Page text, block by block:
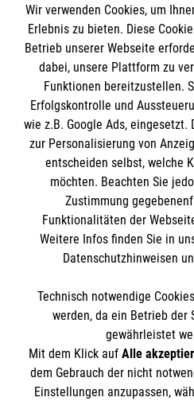
Empfänger: Malteser
IBAN: DE10 3706 0120 1201
BIC: GENODED 1PA7
Newsletter
Cookies verwalten|AGB|
Barrierefreiheit |Kontakt|
Wir verwenden Cookies, um
Erlebnis zu bieten. Diese
Betrieb unserer Webseite
dabei, unsere Plattform zu
Funktionen bereitzustellen.
Erfolgskontrolle und
wie z.B. Google Ads, eingesetzt.
zur Personalisierung von
entscheiden selbst, welche
möchten. Beachten Sie
Zustimmung
Funktionalitäten der
Weitere Infos finden Sie in
Datenschutzhinweisen
Technisch notwendige
werden, da ein Betrieb der
gewährleistet
Mit dem Klick auf Alle
dem Gebrauch der nicht
Einstellungen anzupassen,